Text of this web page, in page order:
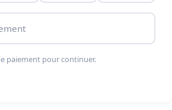
paiement pour continuer.